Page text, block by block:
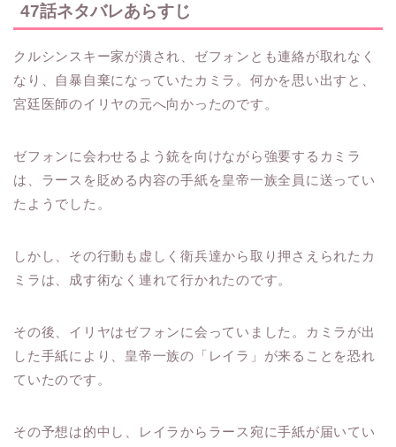
47話ネタバレあらすじ
クルシンスキー家が潰され、ゼフォンとも連絡が取れなく
なり、自暴自棄になっていたカミラ。何かを思い出すと、
宮廷医師のイリヤの元へ向かったのです。
ゼフォンに会わせるよう銃を向けながら強要するカミラ
は、ラースを貶める内容の手紙を皇帝一族全員に送ってい
たようでした。
しかし、その行動も虚しく衛兵達から取り押さえられたカ
ミラは、成す術なく連れて行かれたのです。
その後、イリヤはゼフォンに会っていました。カミラが出
した手紙により、皇帝一族の「レイラ」が来ることを恐れ
ていたのです。
その予想は的中し、レイラからラース宛に手紙が届いてい